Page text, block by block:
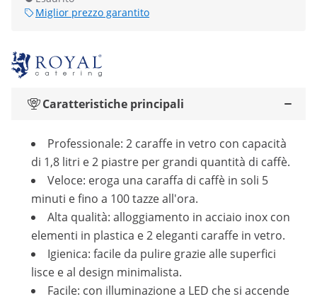
Miglior prezzo garantito
Caratteristiche principali
Professionale: 2 caraffe in vetro con capacità
di 1,8 litri e 2 piastre per grandi quantità di caffè.
Veloce: eroga una caraffa di caffè in soli 5
minuti e fino a 100 tazze all'ora.
Alta qualità: alloggiamento in acciaio inox con
elementi in plastica e 2 eleganti caraffe in vetro.
Igienica: facile da pulire grazie alle superfici
lisce e al design minimalista.
Facile: con illuminazione a LED che si accende